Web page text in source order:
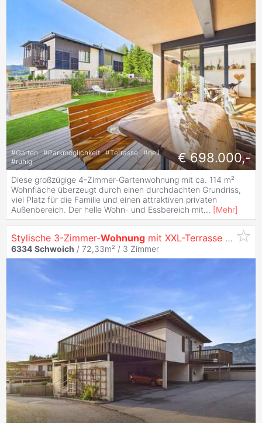
#Garten #Parkmöglichkeit #Terrasse #hell
#ruhig € 698.000,-
Diese großzügige 4-Zimmer-Gartenwohnung mit ca. 114 m²
Wohnfläche überzeugt durch einen durchdachten Grundriss,
viel Platz für die Familie und einen attraktiven privaten
Außenbereich. Der helle Wohn- und Essbereich mit... [Mehr]
Stylische 3-Zimmer-Wohnung mit XXL-Terrasse in Sonnendorf
6334 Schwoich / 72,33m² / 3 Zimmer